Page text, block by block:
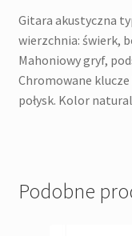
Gitara akustyczna
wierzchnia: świerk,
Mahoniowy gryf,
Chromowane klucze
połysk. Kolor
Podobne